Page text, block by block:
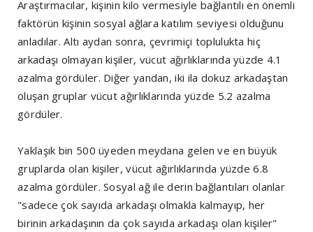
Araştırmacılar, kişinin kilo vermesiyle bağlantılı en önemli
faktörün kişinin sosyal ağlara katılım seviyesi olduğunu
anladılar. Altı aydan sonra, çevrimiçi toplulukta hiç
arkadaşı olmayan kişiler, vücut ağırlıklarında yüzde 4.1
azalma gördüler. Diğer yandan, iki ila dokuz arkadaştan
oluşan gruplar vücut ağırlıklarında yüzde 5.2 azalma
gördüler.
Yaklaşık bin 500 üyeden meydana gelen ve en büyük
gruplarda olan kişiler, vücut ağırlıklarında yüzde 6.8
azalma gördüler. Sosyal ağ ile derin bağlantıları olanlar
"sadece çok sayıda arkadaşı olmakla kalmayıp, her
birinin arkadaşının da çok sayıda arkadaşı olan kişiler"